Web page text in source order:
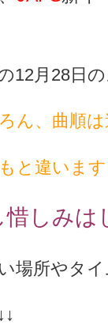
12月28日
ん、曲順
と違いま
惜しみは
場所やタ